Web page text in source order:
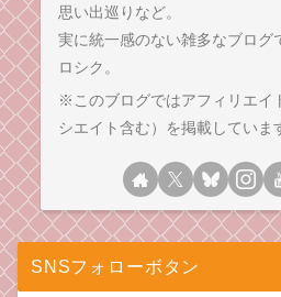
思い出巡りなど。
実に統一感のない雑多なブログ
ロシク。
※このブログではアフィリエイ
シエイト含む）を掲載していま
SNSフォローボタン